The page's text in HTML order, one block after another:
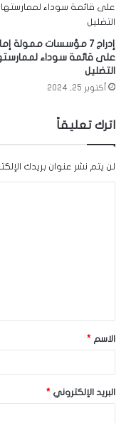
إدراج 7 مؤسسات ممولة
على قائمة سوداء
التضليل
أكتوبر 25, 2024
اترك تعليقاً
لن يتم نشر عنوان بريدك
ق
*الاسم *
البريد الإلكتروني *